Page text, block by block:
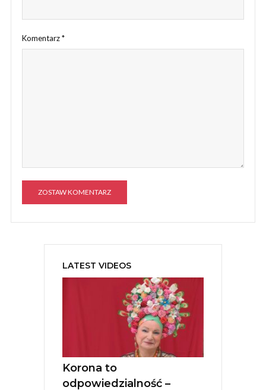
Komentarz*
A
LATEST VIDEOS
Korona to
odpowiedzialność –